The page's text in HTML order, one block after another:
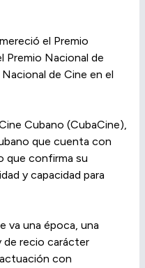
el Premio
Premio Nacional de
de Cine en el
Cubano (CubaCine),
que cuenta con
que confirma su
y capacidad para
va una época, una
de recio carácter
con